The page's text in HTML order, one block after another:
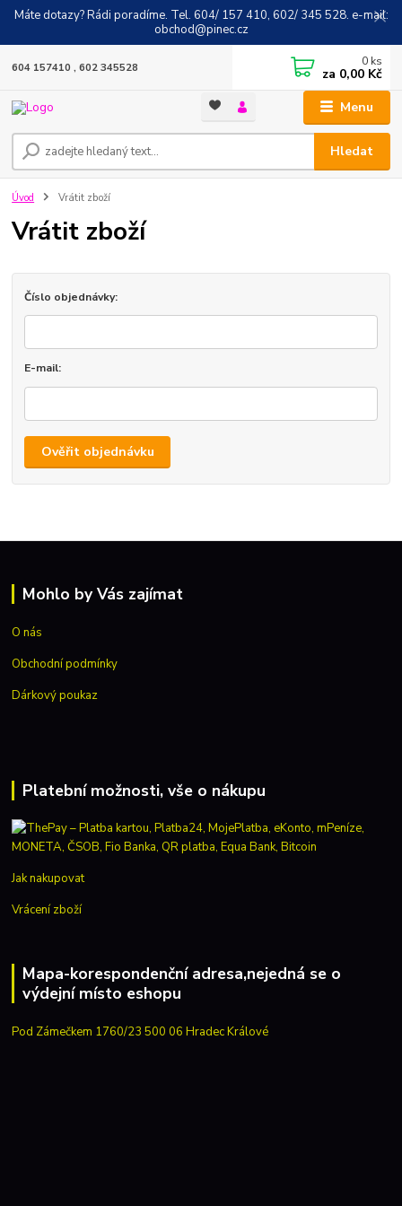
Máte dotazy? Rádi poradíme. Tel. 604/ 157 410, 602/ 345 528. e-mail:
obchod@pinec.cz
Menu
Hledat
604 157410 , 602 345528 0 ks
za 0,00 Kč
Úvod Vrátit zboží
Vrátit zboží
Číslo objednávky:
E-mail:
Ověřit objednávku
Mohlo by Vás zajímat
O nás
Obchodní podmínky
Dárkový poukaz
Platební možnosti, vše o nákupu
Jak nakupovat
Vrácení zboží
Mapa-korespondenční adresa,nejedná se o
výdejní místo eshopu
Pod Zámečkem 1760/23 500 06 Hradec Králové